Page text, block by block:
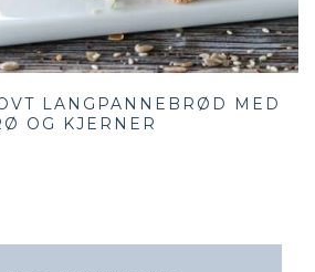
LANGPANNEBRØD MED
OG KJERNER